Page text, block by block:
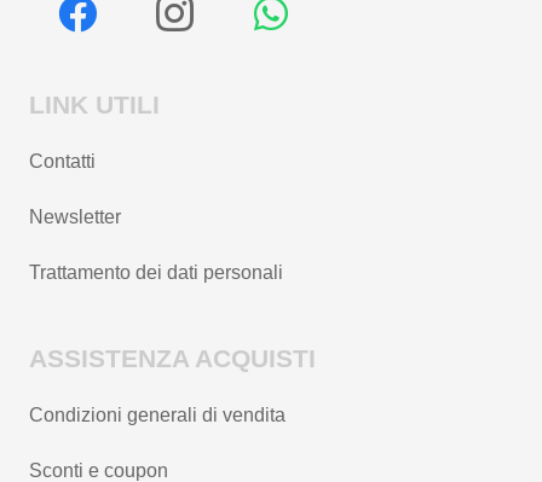
LINK UTILI
Contatti
Newsletter
Trattamento dei dati personali
ASSISTENZA ACQUISTI
Condizioni generali di vendita
Sconti e coupon